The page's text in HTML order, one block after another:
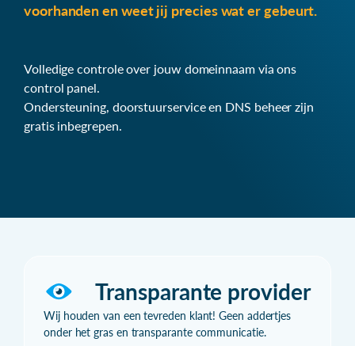
voorhanden en weet jij precies wat er gebeurt.
Volledige controle over jouw domeinnaam via ons
control panel.
Ondersteuning, doorstuurservice en DNS beheer zijn
gratis inbegrepen.
Transparante provider
Wij houden van een tevreden klant! Geen addertjes
onder het gras en transparante communicatie.